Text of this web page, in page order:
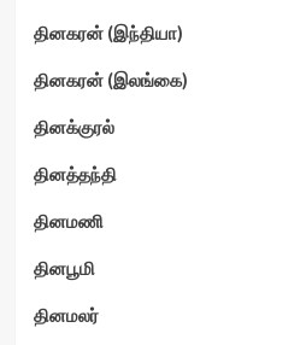
தினகரன் (இந்தியா)
தினகரன் (இலங்கை)
தினக்குரல்
தினத்தந்தி
தினமணி
தினபூமி
தினமலர்